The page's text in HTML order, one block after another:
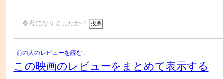
参考になりましたか？
前の人のレビューを読む←
この映画のレビューをまとめて表示する